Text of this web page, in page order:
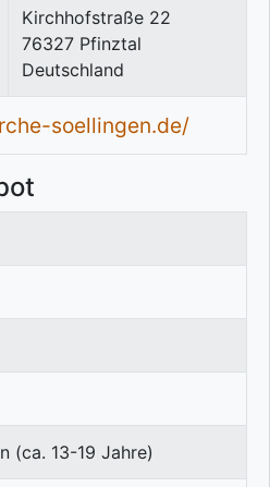
Kirchhofstraße 22
76327 Pfinztal
Deutschland
soellingen.de/
(ca. 13-19 Jahre)